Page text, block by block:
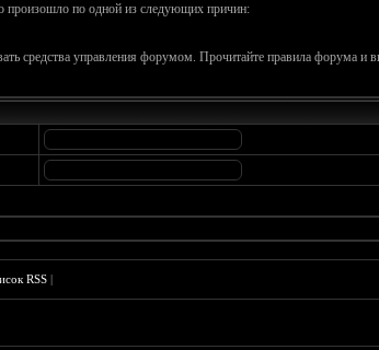
произошло по одной из следующих причин:
средства управления форумом. Прочитайте правила форума и
RSS |